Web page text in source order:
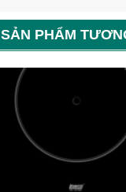
SẢN PHẨM